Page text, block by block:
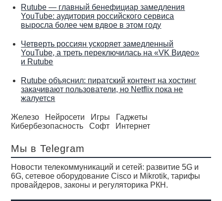
Rutube — главный бенефициар замедления
YouTube: аудитория российского сервиса
выросла более чем вдвое в этом году
Четверть россиян ускоряет замедленный
YouTube, а треть переключилась на «VK Видео»
и Rutube
Rutube объяснил: пиратский контент на хостинг
закачивают пользователи, но Netflix пока не
жалуется
Железо Нейросети Игры
Гаджеты
Кибербезопасность
Софт Интернет
Мы в Telegram
Новости телекоммуникаций и сетей: развитие 5G и
6G, сетевое оборудование Cisco и Mikrotik, тарифы
провайдеров, законы и регуляторика РКН.